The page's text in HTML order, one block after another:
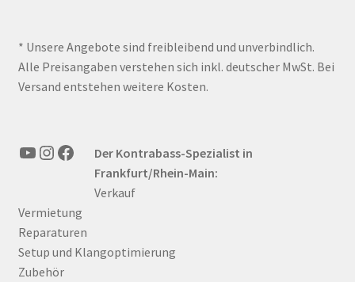
* Unsere Angebote sind freibleibend und unverbindlich.
Alle Preisangaben verstehen sich inkl. deutscher MwSt. Bei
Versand entstehen weitere Kosten.
YouTube
Instagram
FacebookDer Kontrabass-Spezialist in
Frankfurt/Rhein-Main:
Verkauf
Vermietung
Reparaturen
Setup und Klangoptimierung
Zubehör